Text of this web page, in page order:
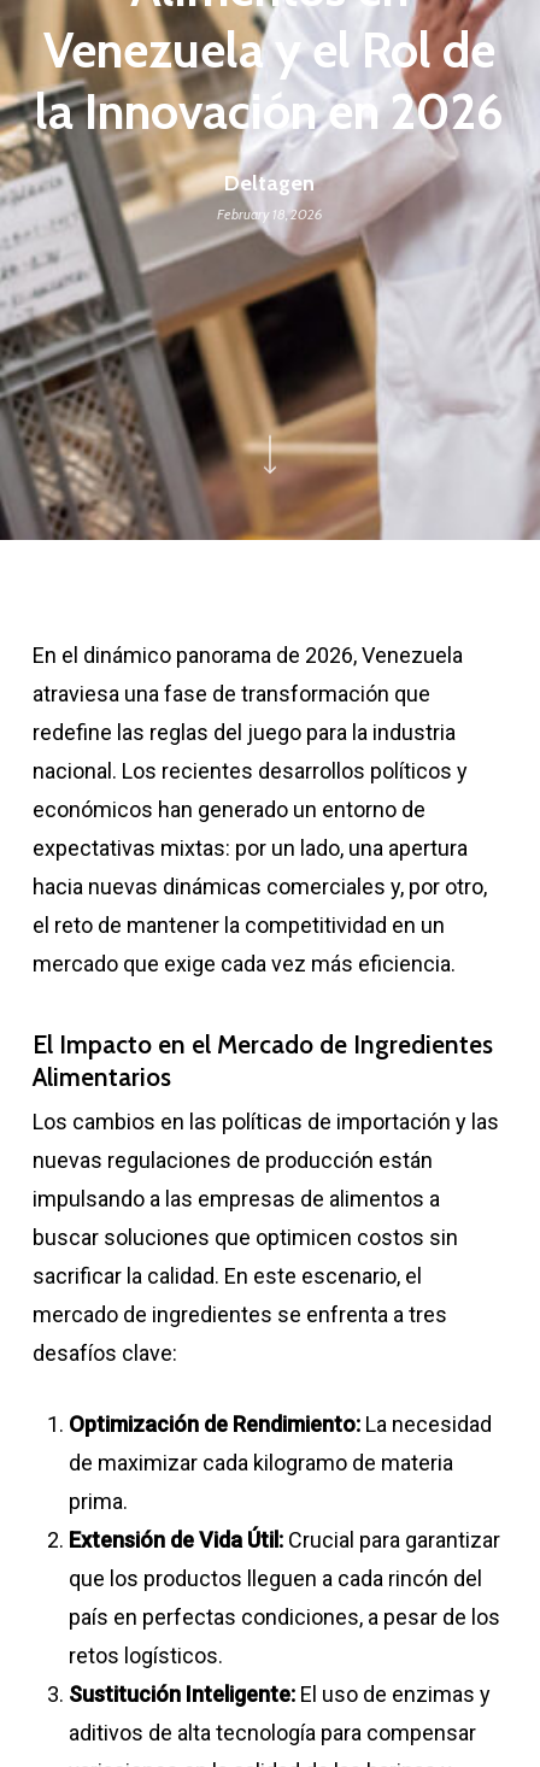
Venezuela y el Rol de
la Innovación en 2026
Deltagen
February 18, 2026
En el dinámico panorama de 2026, Venezuela
atraviesa una fase de transformación que
redefine las reglas del juego para la industria
nacional. Los recientes desarrollos políticos y
económicos han generado un entorno de
expectativas mixtas: por un lado, una apertura
hacia nuevas dinámicas comerciales y, por otro,
el reto de mantener la competitividad en un
mercado que exige cada vez más eficiencia.
El Impacto en el Mercado de Ingredientes
Alimentarios
Los cambios en las políticas de importación y las
nuevas regulaciones de producción están
impulsando a las empresas de alimentos a
buscar soluciones que optimicen costos sin
sacrificar la calidad. En este escenario, el
mercado de ingredientes se enfrenta a tres
desafíos clave:
Optimización de Rendimiento:La necesidad
de maximizar cada kilogramo de materia
prima.
Extensión de Vida Útil:Crucial para garantizar
que los productos lleguen a cada rincón del
país en perfectas condiciones, a pesar de los
retos logísticos.
Sustitución Inteligente:El uso de enzimas y
aditivos de alta tecnología para compensar